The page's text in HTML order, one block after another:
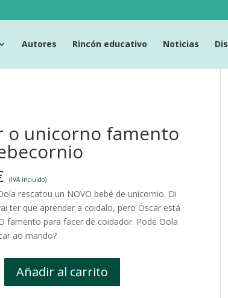
Autores Rincón educativo Noticias
o unicorno famento
(IVA incluido)
rescatou un NOVO bebé de unicornio. Di
ter que aprender a coidalo, pero Óscar está
famento para facer de coidador. Pode Oola
ao mando?
Añadir al carrito